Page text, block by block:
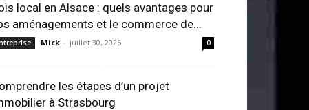
local en Alsace : quels avantages pour
aménagements et le commerce de...
Mick - juillet 30, 2026 0
les étapes d’un projet
à Strasbourg